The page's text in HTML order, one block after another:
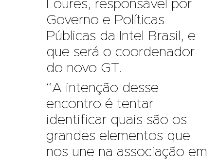
Loures, responsável por
Governo e Políticas
Públicas da Intel Brasil, e
que será o coordenador
do novo GT.
“A intenção desse
encontro é tentar
identificar quais são os
grandes elementos que
nos une na associação em